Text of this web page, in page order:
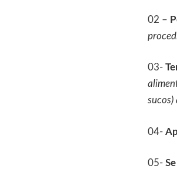
02 –
03-
sucos)
04-
05-